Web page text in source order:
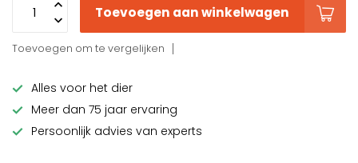
Toevoegen aan winkelwagen
Toevoegen om te vergelijken
Alles voor het dier
Meer dan 75 jaar ervaring
Persoonlijk advies van experts